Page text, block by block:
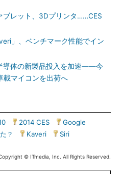
ブレット、3Dプリンタ……CES
」、ベンチマーク性能でイン
導体の新製品投入を加速――今
載マイコンを出荷へ
2014 CES Google
？ Kaveri Siri
© ITmedia, Inc. All Rights Reserved.